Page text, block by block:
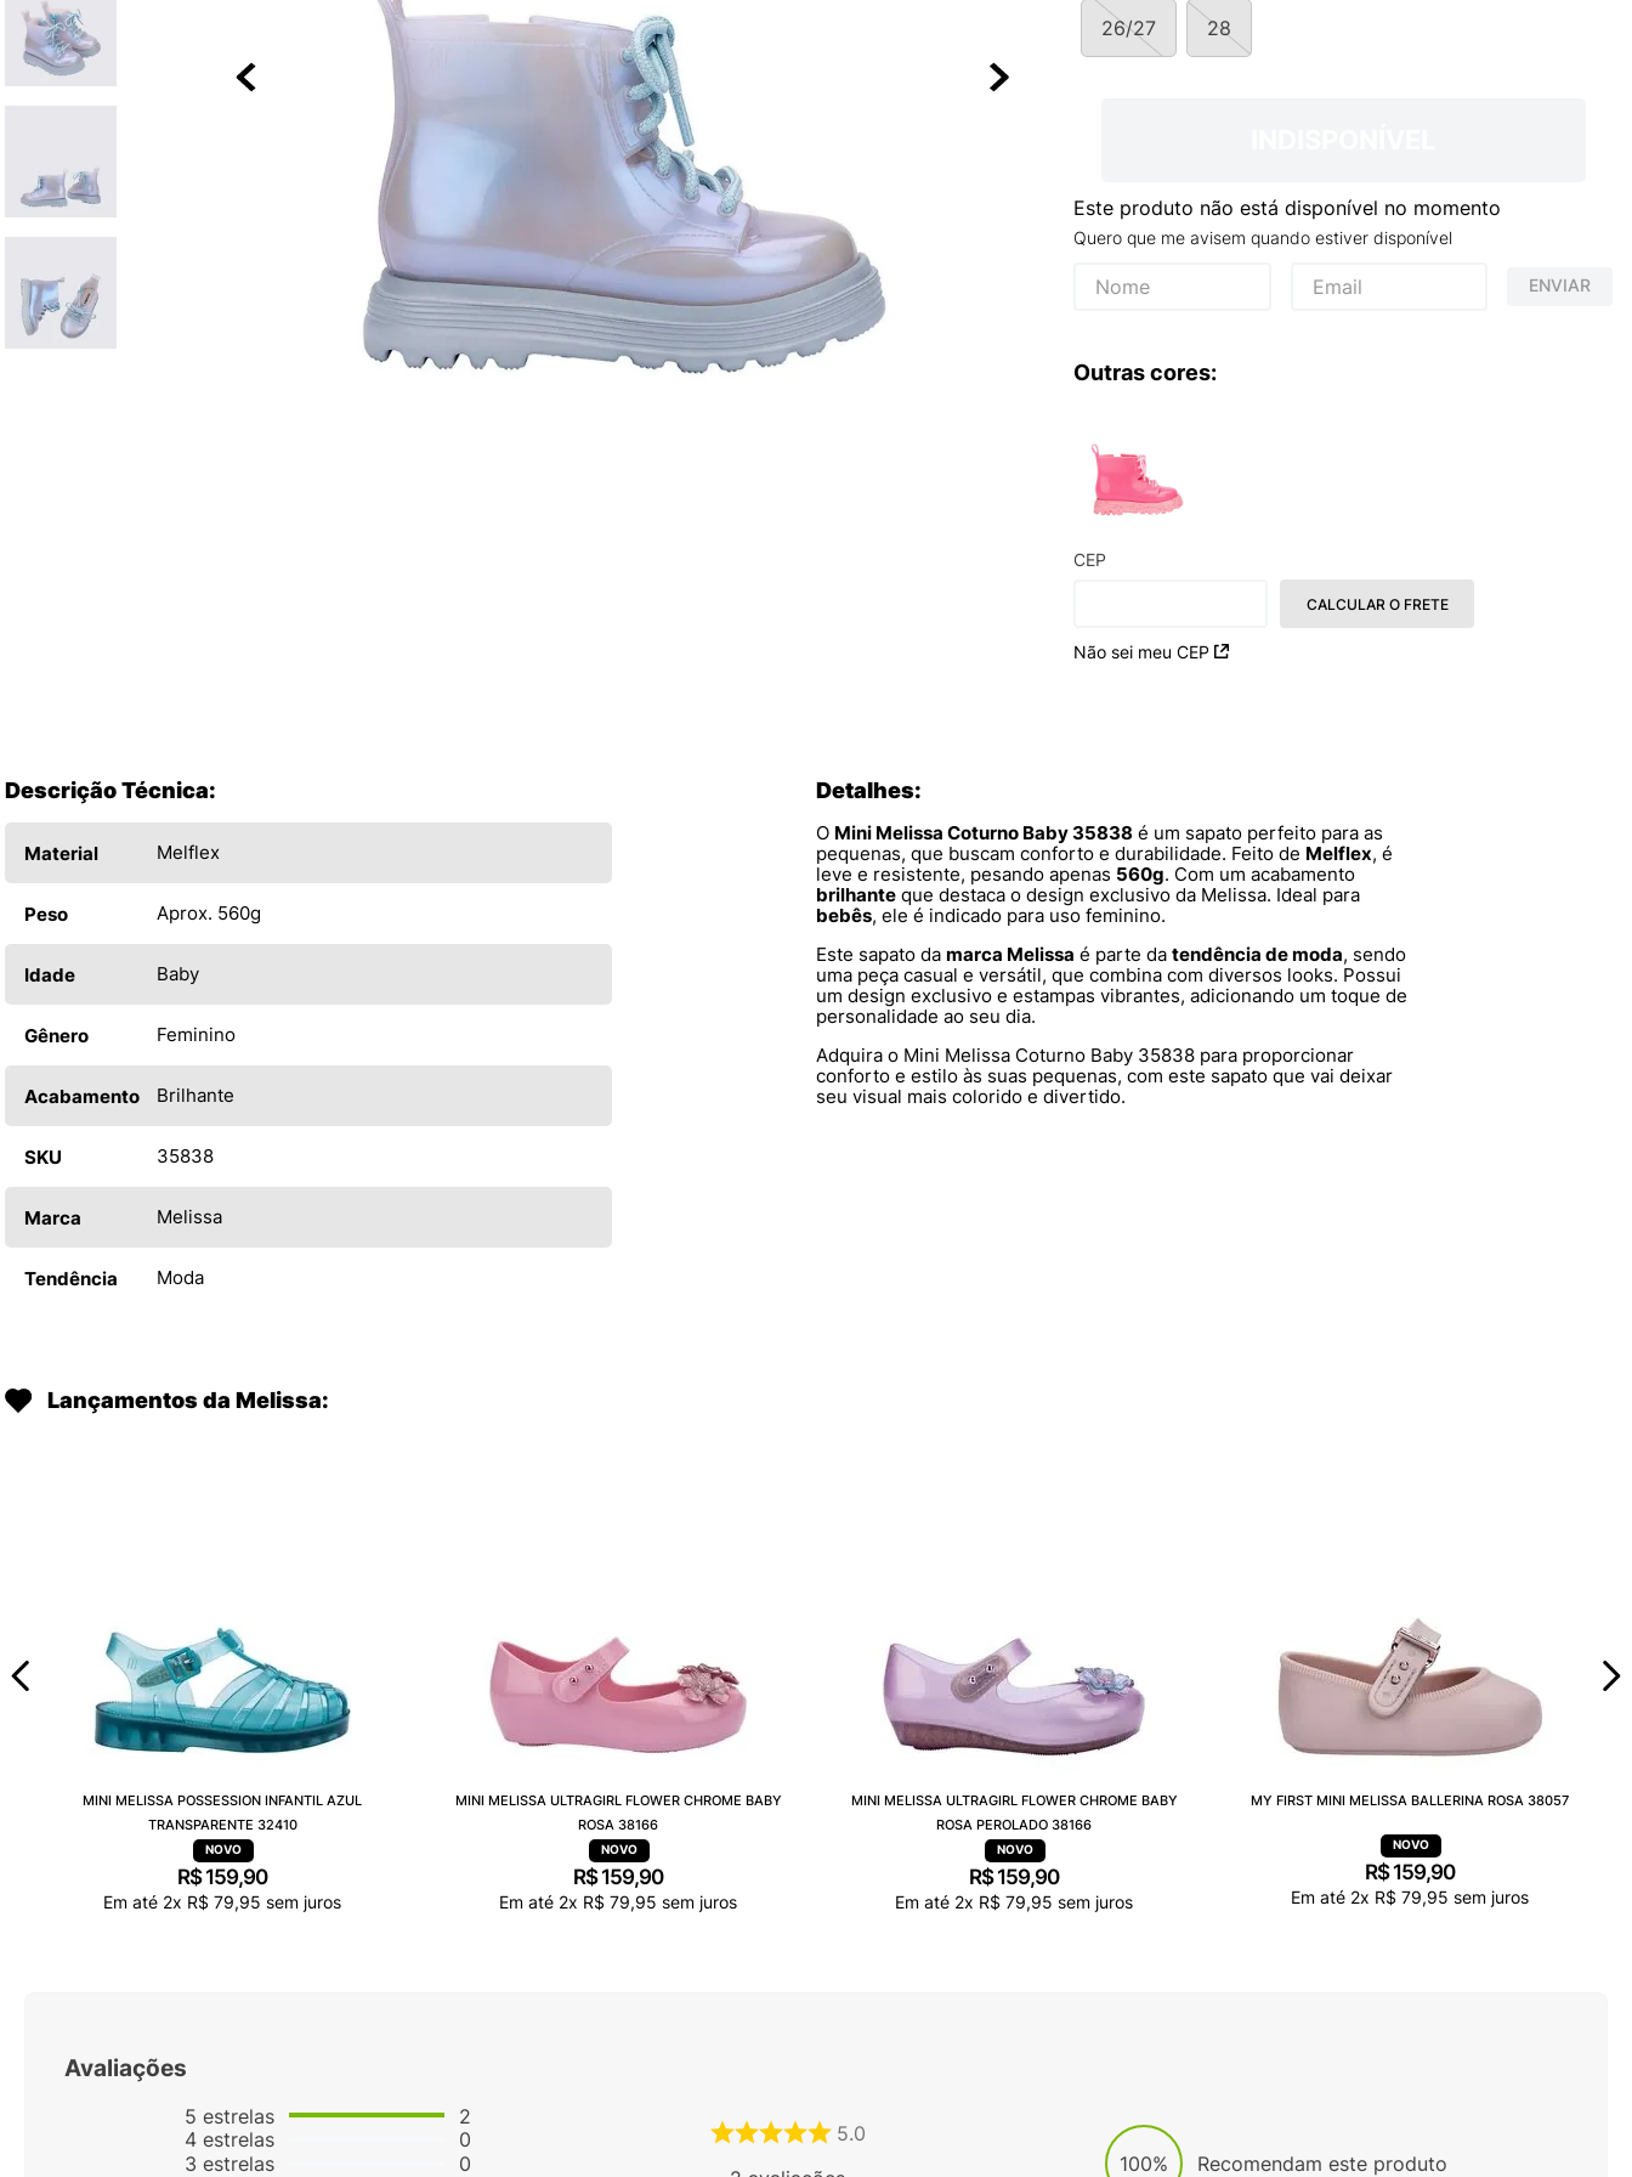
26/27 28
Este produto não está disponível no momento
Quero que me avisem quando estiver disponível
ENVIAR
Outras cores:
CEP
Não sei meu CEP
CALCULAR O FRETE
Descrição Técnica:
Material Melflex
Peso Aprox. 560g
Idade Baby
Gênero Feminino
Acabamento Brilhante
SKU 35838
Marca Melissa
Tendência Moda
Detalhes:
O Mini Melissa Coturno Baby 35838 é um sapato perfeito para as
pequenas, que buscam conforto e durabilidade. Feito de Melflex, é
leve e resistente, pesando apenas 560g. Com um acabamento
brilhante que destaca o design exclusivo da Melissa. Ideal para
bebês, ele é indicado para uso feminino.
Este sapato da marca Melissa é parte da tendência de moda, sendo
uma peça casual e versátil, que combina com diversos looks. Possui
um design exclusivo e estampas vibrantes, adicionando um toque de
personalidade ao seu dia.
Adquira o Mini Melissa Coturno Baby 35838 para proporcionar
conforto e estilo às suas pequenas, com este sapato que vai deixar
seu visual mais colorido e divertido.
Lançamentos da Melissa:
MINI MELISSA POSSESSION INFANTIL AZUL
TRANSPARENTE 32410
R$ 159,90
Em até 2x R$ 79,95 sem juros
MINI MELISSA ULTRAGIRL FLOWER CHROME BABY
ROSA 38166
R$ 159,90
Em até 2x R$ 79,95 sem juros
MINI MELISSA ULTRAGIRL FLOWER CHROME BABY
ROSA PEROLADO 38166
R$ 159,90
Em até 2x R$ 79,95 sem juros
MY FIRST MINI MELISSA BALLERINA ROSA 38057
R$ 159,90
Em até 2x R$ 79,95 sem juros
Avaliações
5 estrelas
4estrelas
3 estrelas
2
0
0
5.0
100% Recomendam este produto
NEW BALANCE 204L